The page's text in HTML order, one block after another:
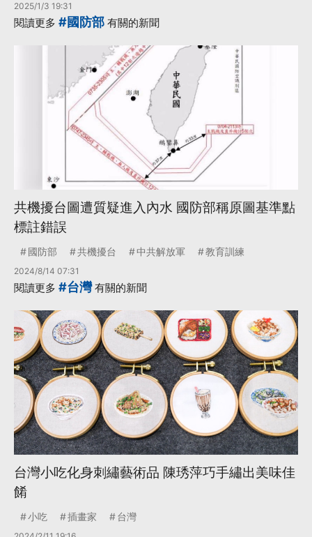
2025/1/3 19:31
閱讀更多 #國防部 有關的新聞
共機擾台圖遭質疑進入內水 國防部稱原圖基準點
標註錯誤
國防部 共機擾台 中共解放軍 教育訓練
2024/8/14 07:31
閱讀更多 #台灣有關的新聞
台灣小吃化身刺繡藝術品 陳琇萍巧手繡出美味佳
餚
小吃 插畫家 台灣